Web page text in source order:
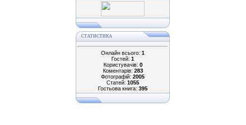
СТАТИСТИКА
Онлайн всього: 1
Гостей: 1
Користувачів: 0
Коментарів: 283
Фотографій: 2005
Статей: 1055
Гостьова книга: 395